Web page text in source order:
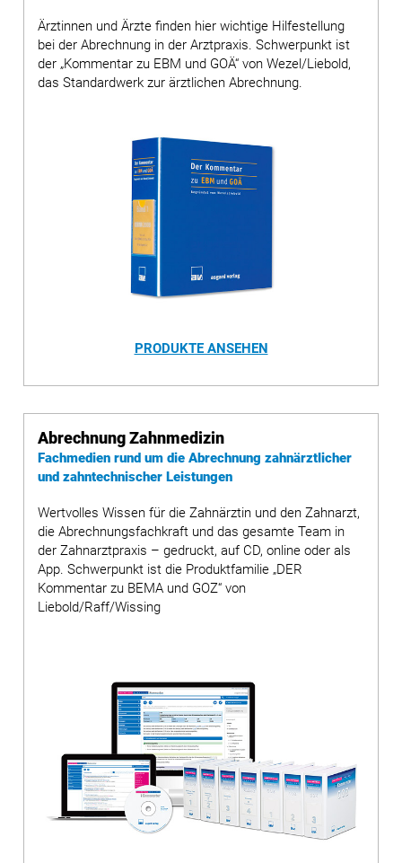
Ärztinnen und Ärzte finden hier wichtige Hilfestellung
bei der Abrechnung in der Arztpraxis. Schwerpunkt ist
der „Kommentar zu EBM und GOÄ“ von Wezel/Liebold,
das Standardwerk zur ärztlichen Abrechnung.
PRODUKTE ANSEHEN
Abrechnung Zahnmedizin
Fachmedien rund um die Abrechnung zahnärztlicher
und zahntechnischer Leistungen
Wertvolles Wissen für die Zahnärztin und den Zahnarzt,
die Abrechnungsfachkraft und das gesamte Team in
der Zahnarztpraxis – gedruckt, auf CD, online oder als
App. Schwerpunkt ist die Produktfamilie „DER
Kommentar zu BEMA und GOZ“ von
Liebold/Raff/Wissing